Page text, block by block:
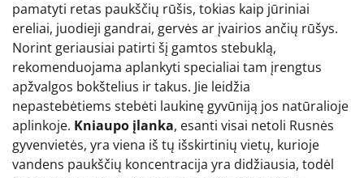
pamatyti retas paukščių rūšis, tokias kaip jūriniai
ereliai, juodieji gandrai, gervės ar įvairios ančių rūšys.
Norint geriausiai patirti šį gamtos stebuklą,
rekomenduojama aplankyti specialiai tam įrengtus
apžvalgos bokštelius ir takus. Jie leidžia
nepastebėtiems stebėti laukinę gyvūniją jos natūralioje
aplinkoje. Kniaupo įlanka, esanti visai netoli Rusnės
gyvenvietės, yra viena iš tų išskirtinių vietų, kurioje
vandens paukščių koncentracija yra didžiausia, todėl